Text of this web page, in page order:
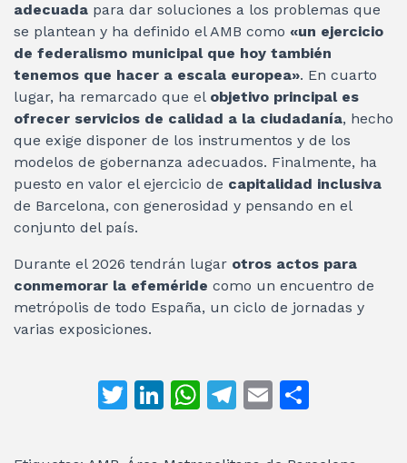
adecuada para dar soluciones a los problemas que
se plantean y ha definido el AMB como «un ejercicio
de federalismo municipal que hoy también
tenemos que hacer a escala europea». En cuarto
lugar, ha remarcado que el objetivo principal es
ofrecer servicios de calidad a la ciudadanía, hecho
que exige disponer de los instrumentos y de los
modelos de gobernanza adecuados. Finalmente, ha
puesto en valor el ejercicio de capitalidad inclusiva
de Barcelona, con generosidad y pensando en el
conjunto del país.
Durante el 2026 tendrán lugar otros actos para
conmemorar la efeméride como un encuentro de
metrópolis de todo España, un ciclo de jornadas y
varias exposiciones.
T
itt
Li
k
W
at
T
e
E
ai m